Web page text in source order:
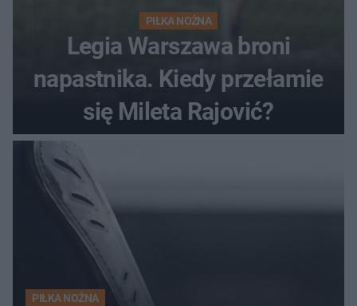
PIŁKA NOŻNA
Legia Warszawa broni
napastnika. Kiedy przełamie
się Mileta Rajović?
PIŁKA NOŻNA